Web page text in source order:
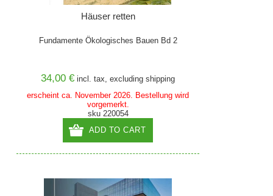
Häuser retten
Fundamente Ökologisches Bauen Bd 2
34,00 € incl. tax, excludingshipping
erscheint ca. November 2026. Bestellung wird
vorgemerkt.
sku 220054
ADD TO CART